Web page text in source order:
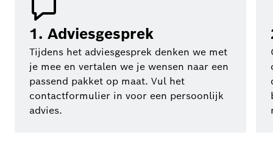
1. Adviesgesprek
Tijdens het adviesgesprek denken we met
je mee en vertalen we je wensen naar een
passend pakket op maat. Vul het
contactformulier in voor een persoonlijk
advies.